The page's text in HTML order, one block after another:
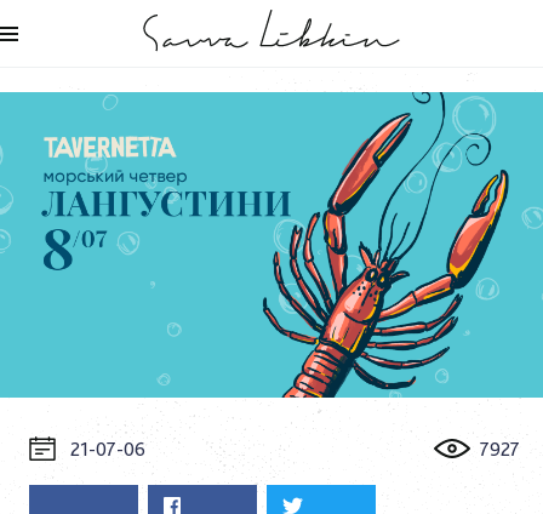
21-07-06 7927